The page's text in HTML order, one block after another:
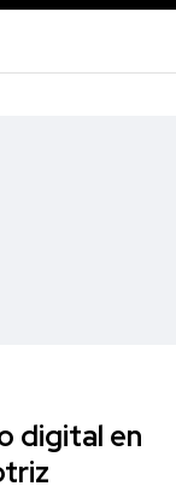
digital en